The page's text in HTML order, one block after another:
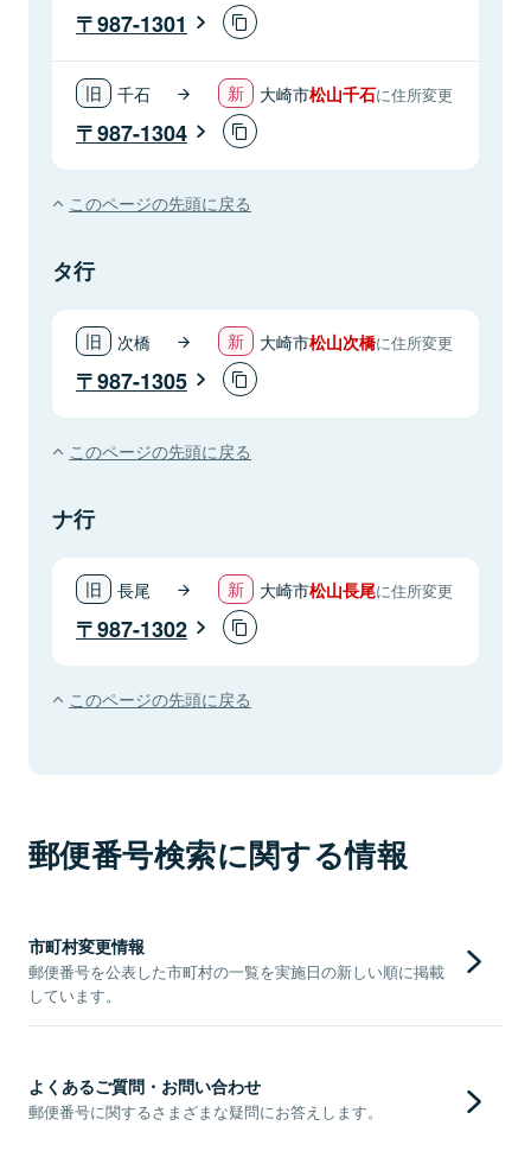
987-1301
千石 大崎市松山千石に住所変更
987-1304
このページの先頭に戻る
タ行
次橋 大崎市松山次橋に住所変更
987-1305
このページの先頭に戻る
ナ行
長尾 大崎市松山長尾に住所変更
987-1302
このページの先頭に戻る
郵便番号検索に関する情報
市町村変更情報
郵便番号を公表した市町村の一覧を実施日の新しい順に掲載
しています。
よくあるご質問・お問い合わせ
郵便番号に関するさまざまな疑問にお答えします。